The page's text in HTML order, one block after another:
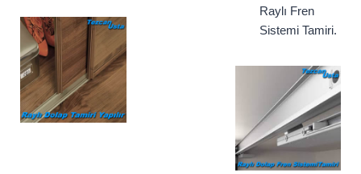
Raylı Fren
Sistemi Tamiri.